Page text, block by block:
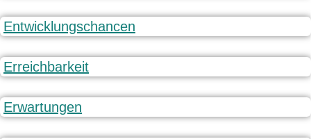
Entwicklungschancen
Erreichbarkeit
Erwartungen